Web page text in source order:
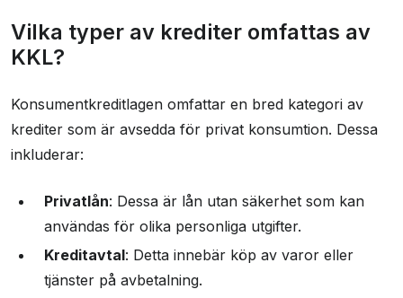
Vilka typer av krediter omfattas av
KKL?
Konsumentkreditlagen omfattar en bred kategori av
krediter som är avsedda för privat konsumtion. Dessa
inkluderar:
Privatlån: Dessa är lån utan säkerhet som kan
användas för olika personliga utgifter.
Kreditavtal: Detta innebär köp av varor eller
tjänster på avbetalning.